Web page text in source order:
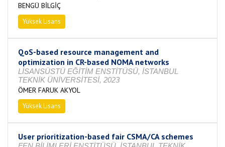
BENGÜ BİLGİÇ
Yüksek Lisans
QoS-based resource management and
optimization in CR-based NOMA networks
LİSANSÜSTÜ EĞİTİM ENSTİTÜSÜ, İSTANBUL
TEKNİK ÜNİVERSİTESİ, 2023
ÖMER FARUK AKYOL
Yüksek Lisans
User prioritization-based fair CSMA/CA schemes